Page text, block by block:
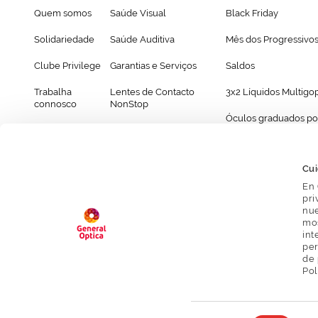
En
de
Quem somos
Solidariedade
Clube Privilege
Trabalha
connosco
Saúde Visual
Saúde Auditiva
Garantias e Serviços
Lentes de Contacto
NonStop
Black Friday
Mês dos Progressivos
Saldos
3x2 Líquidos
Óculos graduados
Aviso Legal